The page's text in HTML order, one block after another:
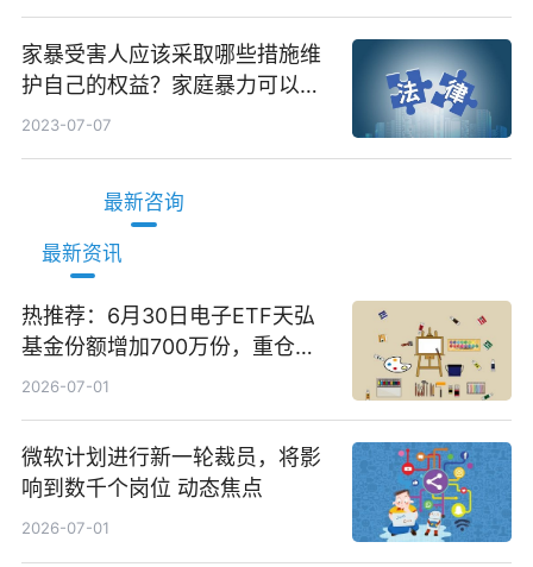
家暴受害人应该采取哪些措施维
护自己的权益？家庭暴力可以诉
讼离婚吗？
2023-07-07
最新咨询
最新资讯
热推荐：6月30日电子ETF天弘
基金份额增加700万份，重仓股
立讯精密、寒武纪、工业富联
2026-07-01
微软计划进行新一轮裁员，将影
响到数千个岗位 动态焦点
2026-07-01